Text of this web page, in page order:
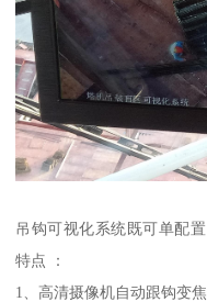
吊钩可视化系统既可单配
特点 ：
1、高清摄像机自动跟钩变